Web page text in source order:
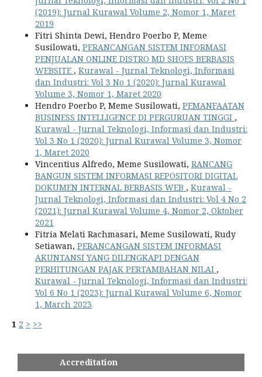
(2019): Jurnal Kurawal Volume 2, Nomor 1, Maret
2019
Fitri Shinta Dewi, Hendro Poerbo P, Meme
Susilowati, PERANCANGAN SISTEM INFORMASI
PENJUALAN ONLINE DISTRO MD SHOES BERBASIS
WEBSITE , Kurawal - Jurnal Teknologi, Informasi
dan Industri: Vol 3 No 1 (2020): Jurnal Kurawal
Volume 3, Nomor 1, Maret 2020
Hendro Poerbo P, Meme Susilowati, PEMANFAATAN
BUSINESS INTELLIGENCE DI PERGURUAN TINGGI ,
Kurawal - Jurnal Teknologi, Informasi dan Industri:
Vol 3 No 1 (2020): Jurnal Kurawal Volume 3, Nomor
1, Maret 2020
Vincentius Alfredo, Meme Susilowati, RANCANG
BANGUN SISTEM INFORMASI REPOSITORI DIGITAL
DOKUMEN INTERNAL BERBASIS WEB , Kurawal -
Jurnal Teknologi, Informasi dan Industri: Vol 4 No 2
(2021): Jurnal Kurawal Volume 4, Nomor 2, Oktober
2021
Fitria Melati Rachmasari, Meme Susilowati, Rudy
Setiawan, PERANCANGAN SISTEM INFORMASI
AKUNTANSI YANG DILENGKAPI DENGAN
PERHITUNGAN PAJAK PERTAMBAHAN NILAI ,
Kurawal - Jurnal Teknologi, Informasi dan Industri:
Vol 6 No 1 (2023): Jurnal Kurawal Volume 6, Nomor
1, March 2023
1 2 > >>
Accreditation